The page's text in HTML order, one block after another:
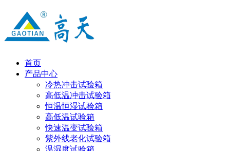
首页
产品中心
冷热冲击试验箱
高低温冲击试验箱
恒温恒湿试验箱
高低温试验箱
快速温变试验箱
紫外线老化试验箱
温湿度试验箱